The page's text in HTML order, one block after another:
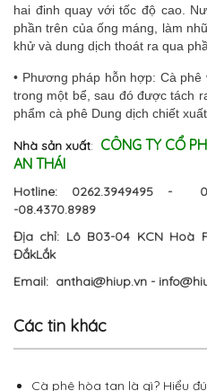
hai đinh quay với tốc độ cao.
phần trên của ống máng, làm
khử và dung dịch thoát ra qua
• Phương pháp hỗn hợp: Cà
trong một bể, sau đó được tách
phẩm cà phê Dung dịch chiết xuất
Nhà sản xuất: CÔNG TY CỔ
AN THÁI
Hotline: 0262.3949495 -
-08.4370.8989
Địa chỉ: Lô B03-04 KCN Hoà
ĐắkLắk
Email: anthai@hiup.vn -
Các tin khác
Cà phê hòa tan là gì? Hiểu